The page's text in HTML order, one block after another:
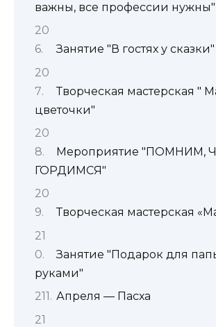
важны, все профессии нужны"
Занятие "В гостях у сказки"
Творческая мастерская "
цветочки"
Мероприятие "ПОМНИМ,
ГОРДИМСЯ"
Творческая мастерская
Занятие "Подарок для
руками"
Апреля — Пасха